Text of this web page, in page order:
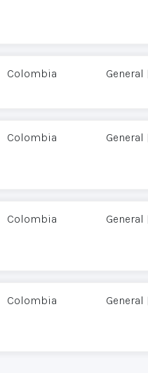
Colombia
Colombia
Colombia
Colombia